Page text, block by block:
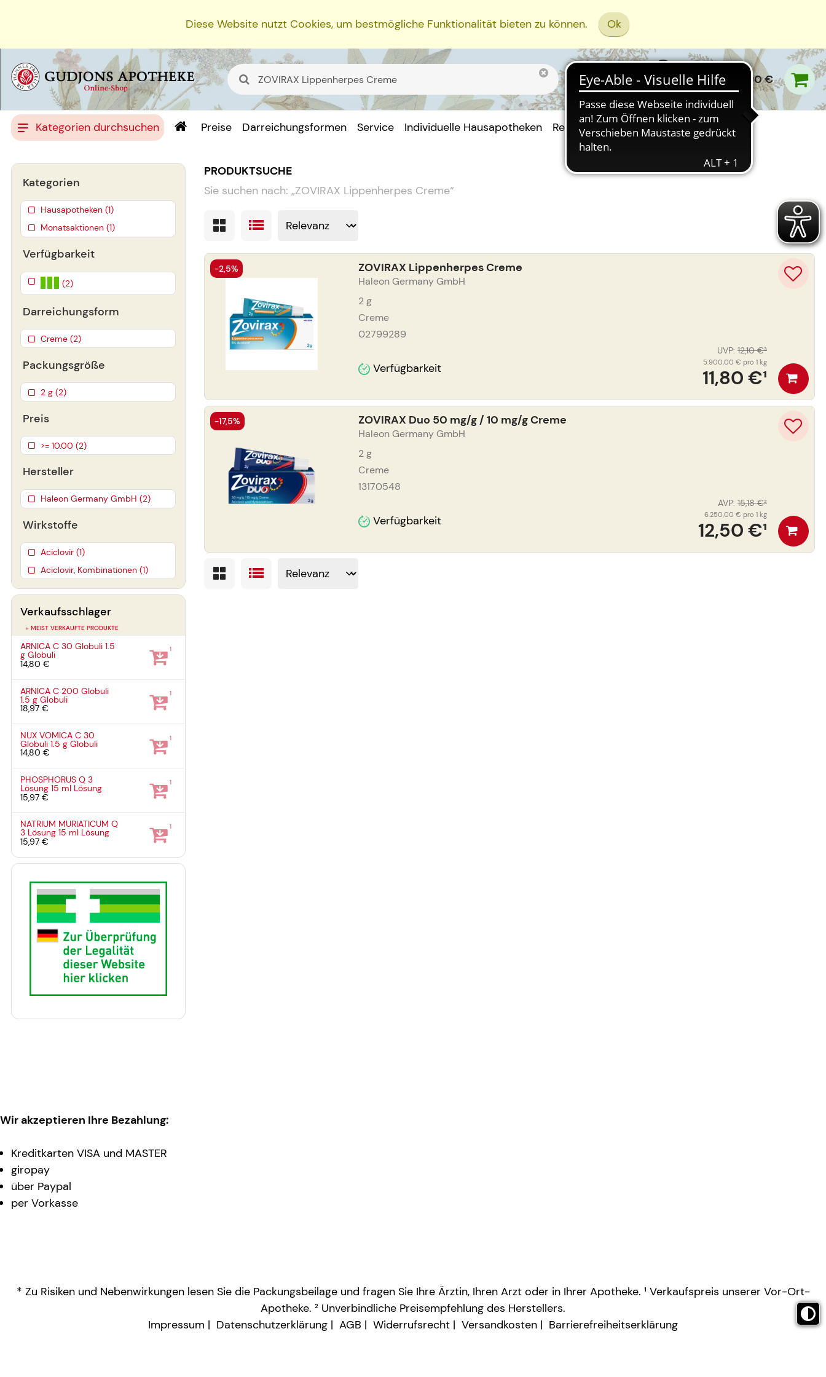
Diese Website nutzt Cookies, um bestmögliche Funktionalität bieten zu können. Ok
0,00 €
Kategorien durchsuchen Preise Darreichungsformen Service Individuelle Hausapotheken Rezept Einreichen
PRODUKTSUCHE
Sie suchen nach: „ZOVIRAX Lippenherpes Creme“
ZOVIRAX Lippenherpes Creme
Haleon Germany GmbH
2g
Creme
02799289
Verfügbarkeit 11,80 €¹
UVP: 12,10 €³
5.900,00 € pro 1 kg
-2,5%
ZOVIRAX Duo 50 mg/g / 10 mg/g Creme
Haleon Germany GmbH
2g
Creme
13170548
Verfügbarkeit 12,50 €¹
AVP: 15,18 €²
6.250,00 € pro 1 kg
-17,5%
Verfügbarkeit
(2)
Darreichungsform
Creme (2)
Packungsgröße
2 g (2)
Preis
>= 10.00 (2)
Hersteller
Haleon Germany GmbH (2)
Wirkstoffe
Aciclovir (1)
Aciclovir, Kombinationen (1)
Kategorien
Hausapotheken (1)
Monatsaktionen (1)
Verkaufsschlager
» MEIST VERKAUFTE PRODUKTE
ARNICA C 30 Globuli1.5
gGlobuli
14,80 €
1
ARNICA C 200 Globuli
1.5 gGlobuli
18,97 €
1
NUX VOMICA C 30
Globuli1.5 gGlobuli
14,80 €
1
PHOSPHORUS Q 3
Lösung15 ml Lösung
15,97 €
1
NATRIUM MURIATICUM Q
3 Lösung15 ml Lösung
15,97 €
1
Wir akzeptieren Ihre Bezahlung:
Kreditkarten VISA und MASTER
giropay
über Paypal
per Vorkasse
* Zu Risiken und Nebenwirkungen lesen Sie die Packungsbeilage und fragen Sie Ihre Ärztin, Ihren Arzt oder in Ihrer Apotheke. ¹ Verkaufspreis unserer Vor-Ort-
Apotheke. ² Unverbindliche Preisempfehlung des Herstellers.
Impressum
Datenschutzerklärung AGB Widerrufsrecht Versandkosten Barrierefreiheitserklärung